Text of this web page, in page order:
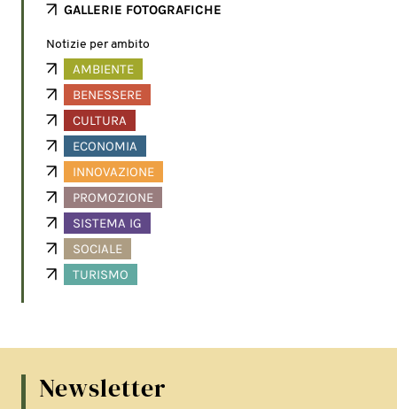
GALLERIE FOTOGRAFICHE
Notizie per ambito
AMBIENTE
BENESSERE
CULTURA
ECONOMIA
INNOVAZIONE
PROMOZIONE
SISTEMA IG
SOCIALE
TURISMO
Newsletter